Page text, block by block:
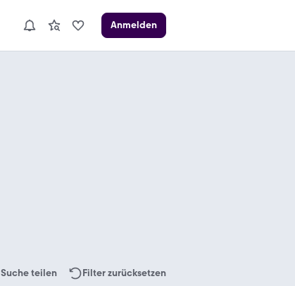
Anmelden
Suche teilen Filter zurücksetzen